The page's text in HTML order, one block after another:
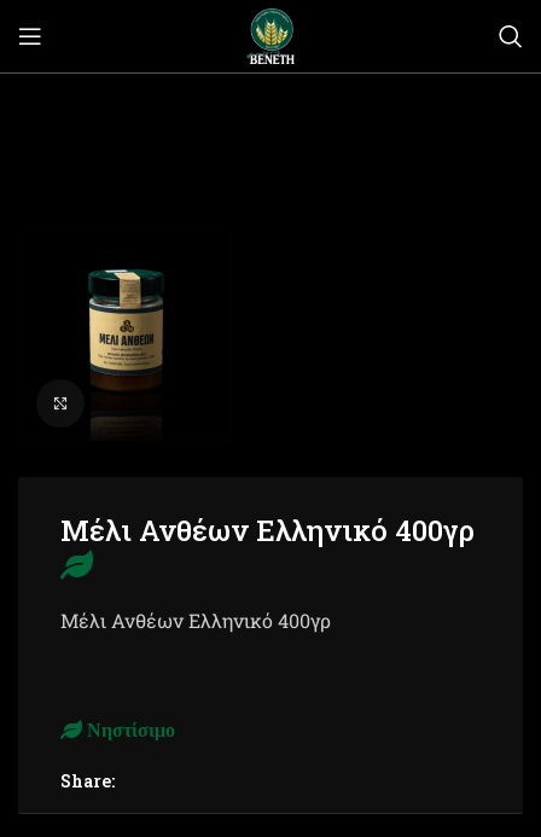
Μέλι Ανθέων Ελληνικό 400γρ
Μέλι Ανθέων Ελληνικό 400γρ
Νηστίσιμο
Share: